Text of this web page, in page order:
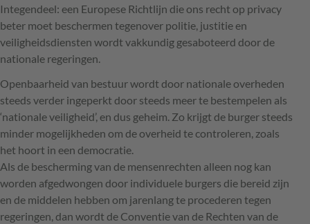
Integendeel: een Europese Richtlijn die ons recht op privacy
beter moet beschermen tegenover politie, justitie en
veiligheidsdiensten wordt vakkundig gesaboteerd door de
nationale regeringen.
Openbaarheid van bestuur wordt door nationale overheden
steeds verder ingeperkt door steeds meer te bestempelen als
‘nationale veiligheid’, en dus geheim. Zo krijgt de burger steeds
minder mogelijkheden om de overheid te controleren, zoals
het hoort in een democratie.
Als de bescherming van de mensenrechten alleen nog kan
worden afgedwongen door individuele burgers die bereid zijn
en de middelen hebben om jarenlang te procederen tegen
regeringen, dan wordt de Conventie van de Rechten van de